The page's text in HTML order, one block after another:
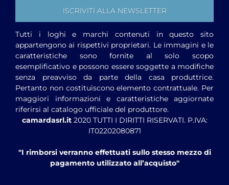
Tutti i loghi e marchi contenuti in questo sito
appartengono ai rispettivi proprietari. Le immagini e le
caratteristiche sono fornite al solo scopo
esemplificativo e possono essere soggette a modifiche
senza preavviso da parte della casa produttrice.
Pertanto non costituiscono elemento contrattuale. Per
maggiori informazioni e caratteristiche aggiornate
riferirsi al catalogo ufficiale del produttore.
camardasrl.it2020 TUTTI I DIRITTI RISERVATI. P.IVA:
IT02202080871
"I rimborsi verranno effettuati sullo stesso mezzo di
pagamento utilizzato all’acquisto"